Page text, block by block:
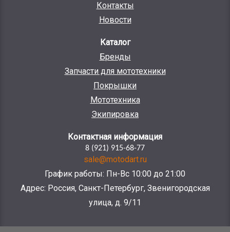
Контакты
Новости
Каталог
Бренды
Запчасти для мототехники
Покрышки
Мототехника
Экипировка
Контактная информация
8 (921) 915-68-77
sale@motodart.ru
График работы: Пн-Вс 10:00 до 21:00
Адрес: Россия, Санкт-Петербург, Звенигородская
улица, д. 9/11